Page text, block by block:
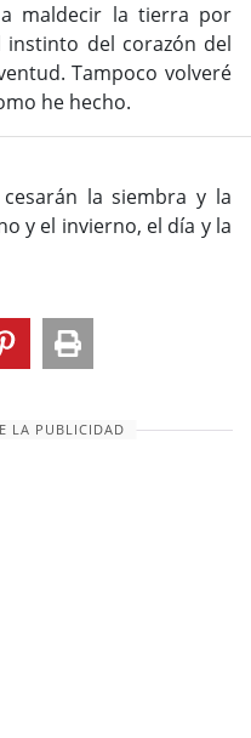
a maldecir la tierra por
del corazón del
Tampoco volveré
he hecho.
la siembra y la
y el invierno, el día y la
LA PUBLICIDAD